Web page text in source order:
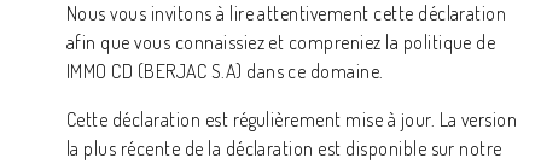
Nous vous invitons à lire attentivement cette déclaration
afin que vous connaissiez et compreniez la politique de
IMMO CD (BERJAC S.A) dans ce domaine.
Cette déclaration est régulièrement mise à jour. La version
la plus récente de la déclaration est disponible sur notre